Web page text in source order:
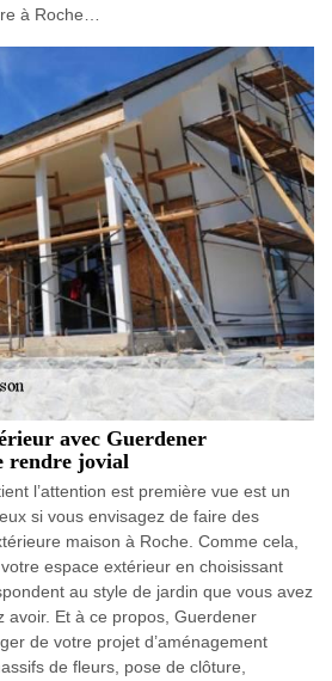
à Roche…
avec Guerdener
rendre jovial
l’attention est première vue est un
si vous envisagez de faire des
maison à Roche. Comme cela,
espace extérieur en choisissant
au style de jardin que vous avez
avoir. Et à ce propos, Guerdener
de votre projet d’aménagement
de fleurs, pose de clôture,